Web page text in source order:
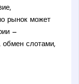
рынок может
—
обмен слотами,